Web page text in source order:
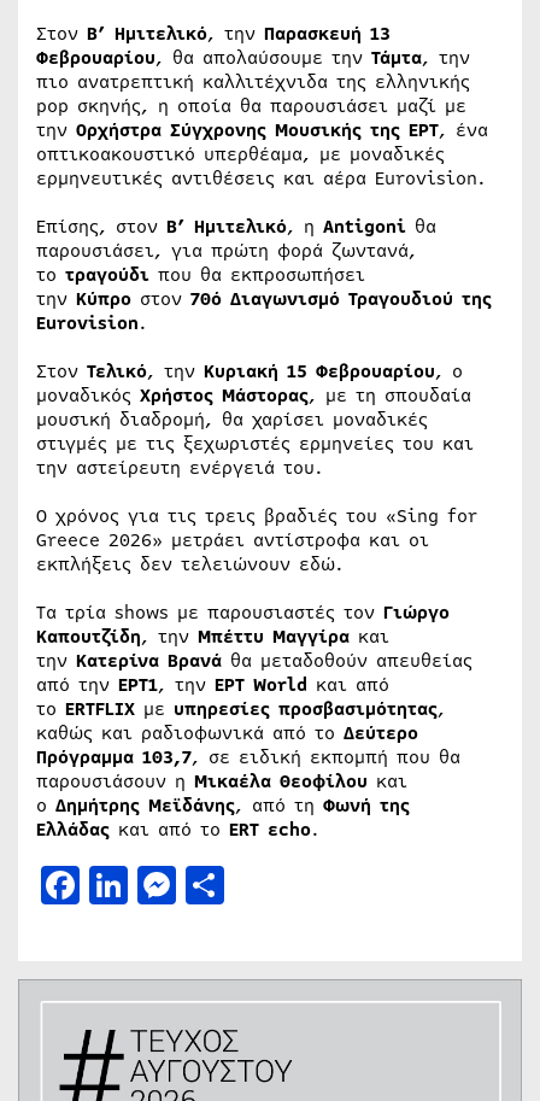
Στον Β’ Ημιτελικό, την Παρασκευή 13
Φεβρουαρίου, θα απολαύσουμε την Τάμτα, την
πιο ανατρεπτική καλλιτέχνιδα της ελληνικής
pop σκηνής, η οποία θα παρουσιάσει μαζί με
την Ορχήστρα Σύγχρονης Μουσικής της ΕΡΤ, ένα
οπτικοακουστικό υπερθέαμα, με μοναδικές
ερμηνευτικές αντιθέσεις και αέρα Εurovision.
Επίσης, στον Β’ Ημιτελικό, η Antigoni θα
παρουσιάσει, για πρώτη φορά ζωντανά,
το τραγούδι που θα εκπροσωπήσει
την Κύπρο στον 70ό Διαγωνισμό Τραγουδιού της
Eurovision.
Στον Τελικό, την Κυριακή 15 Φεβρουαρίου, ο
μοναδικός Χρήστος Μάστορας, με τη σπουδαία
μουσική διαδρομή, θα χαρίσει μοναδικές
στιγμές με τις ξεχωριστές ερμηνείες του και
την αστείρευτη ενέργειά του.
Ο χρόνος για τις τρεις βραδιές του «Sing for
Greece 2026» μετράει αντίστροφα και οι
εκπλήξεις δεν τελειώνουν εδώ.
Τα τρία shows με παρουσιαστές τον Γιώργο
Καπουτζίδη, την Μπέττυ Μαγγίρα και
την Κατερίνα Βρανά θα μεταδοθούν απευθείας
από την ΕΡΤ1, την ΕΡΤ World και από
το ERTFLIX με υπηρεσίες προσβασιμότητας,
καθώς και ραδιοφωνικά από το Δεύτερο
Πρόγραμμα 103,7, σε ειδική εκπομπή που θα
παρουσιάσουν η Μικαέλα Θεοφίλου και
ο Δημήτρης Μεϊδάνης, από τη Φωνή της
Ελλάδας και από το ERT εcho.
Facebook
LinkedIn
Messenger